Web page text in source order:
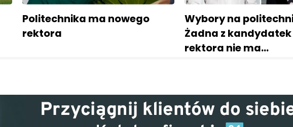
Politechnika ma nowego
rektora
Wybory na
Żadna z
rektora nie ma…